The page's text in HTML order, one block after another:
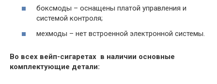
боксмоды – оснащены платой управления и
системой контроля;
мехмоды – нет встроенной электронной системы.
Во всех вейп-сигаретах в наличии основные
комплектующие детали: